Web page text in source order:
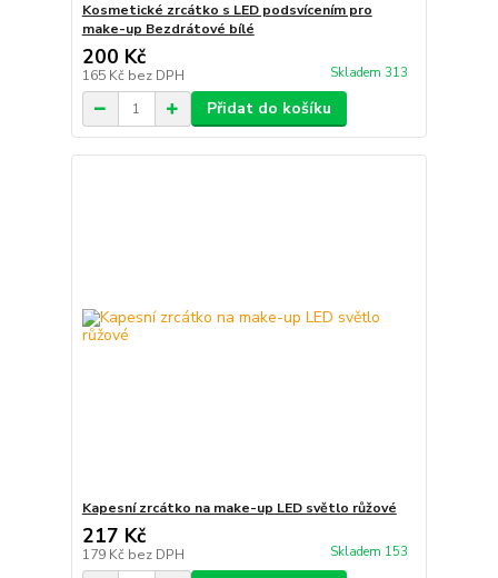
Kosmetické zrcátko s LED podsvícením pro
make-up Bezdrátové bílé
200 Kč
165 Kč bez DPH Skladem 313
Přidat do košíku
Kapesní zrcátko na make-up LED světlo růžové
217 Kč
179 Kč bez DPH Skladem 153